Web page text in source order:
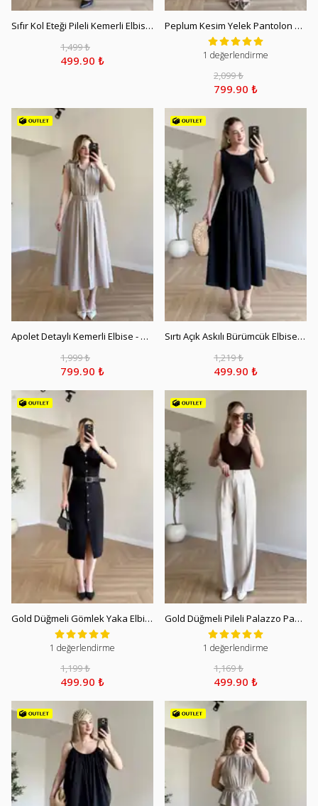
Sıfır Kol Eteği Pileli Kemerli Elbise - Siyah
1,499 ₺
499.90 ₺
Peplum Kesim Yelek Pantolon Takım - Siyah
1 değerlendirme
2,099 ₺
799.90 ₺
Apolet Detaylı Kemerli Elbise - Bej
1,999 ₺
799.90 ₺
Sırtı Açık Askılı Bürümcük Elbise - Siyah
1,219 ₺
499.90 ₺
Gold Düğmeli Gömlek Yaka Elbise - Siyah
1 değerlendirme
1,199 ₺
499.90 ₺
Gold Düğmeli Pileli Palazzo Pantolon - Taş
1 değerlendirme
1,169 ₺
499.90 ₺